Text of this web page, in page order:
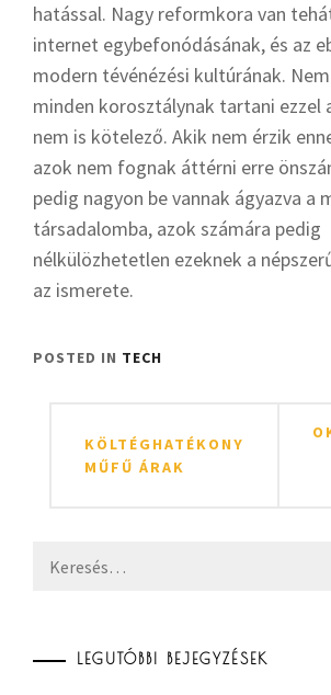
hatással. Nagy reformkora van
internet egybefonódásának, és az
modern tévénézési kultúrának.
minden korosztálynak tartani ezzel
nem is kötelező. Akik nem érzik
azok nem fognak áttérni erre
pedig nagyon be vannak ágyazva a
társadalomba, azok számára pedig
nélkülözhetetlen ezeknek a
az ismerete.
POSTED IN TECH
navigáció
KÖLTÉGHATÉKONY
MŰFŰ ÁRAK
LEGUTÓBBI BEJEGYZÉSEK